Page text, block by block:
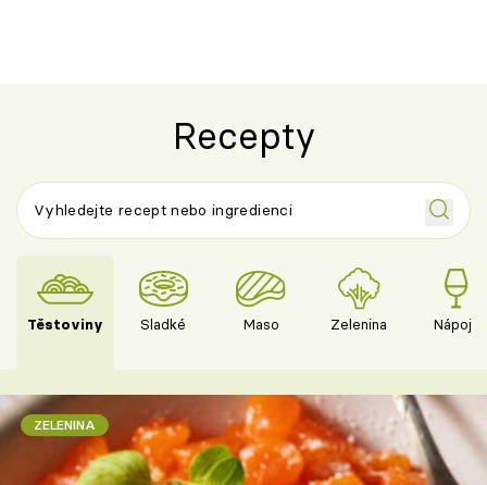
Recepty
Těstoviny Sladké Maso Zelenina Nápoje
ZELENINA